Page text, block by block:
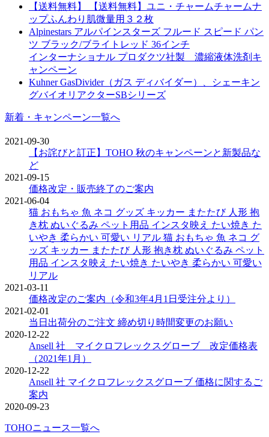
【送料無料】 【送料無料】ユニ・チャームチャームナ
ップふんわり肌微量用３２枚
Alpinestars アルパインスターズ フルード スピード パン
ツ ブラック/ブライトレッド 36インチ
インターナショナル プロダクツ社製 濃縮液体洗剤キ
ャンペーン
Kuhner GasDivider（ガス ディバイダー）、シェーキン
グバイオリアクターSBシリーズ
新着・キャンペーン一覧へ
2021-09-30
【お詫びと訂正】TOHO 秋のキャンペーンと新製品な
ど
2021-09-15
価格改定・販売終了のご案内
2021-06-04
猫 おもちゃ 魚 ネコ グッズ キッカー またたび 人形 抱
き枕 ぬいぐるみ ペット用品 インスタ映え たい焼き た
いやき 柔らかい 可愛い リアル 猫 おもちゃ 魚 ネコ グ
ッズ キッカー またたび 人形 抱き枕 ぬいぐるみ ペット
用品 インスタ映え たい焼き たいやき 柔らかい 可愛い
リアル
2021-03-11
価格改定のご案内（令和3年4月1日受注分より）
2021-02-01
当日出荷分のご注文 締め切り時間変更のお願い
2020-12-22
Ansell 社 マイクロフレックスグローブ 改定価格表
（2021年1月）
2020-12-22
Ansell 社 マイクロフレックスグローブ 価格に関するご
案内
2020-09-23
TOHOニュース一覧へ